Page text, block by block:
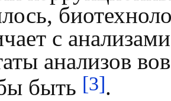
с
анализов
быть [3].